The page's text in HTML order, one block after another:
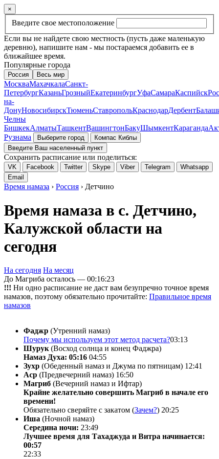
×
Введите свое местоположение
Если вы не найдете свою местность (пусть даже маленькую
деревню), напишите нам - мы постараемся добавить ее в
ближайшее время.
Популярные города
Россия Весь мир
МоскваМахачкалаСанкт-
ПетербургКазаньГрозныйЕкатеринбургУфаСамараКаспийск
на-
ДонуНовосибирскТюменьСтавропольКраснодарДербент
Челны
БишкекАлматыТашкентВашингтонБакуШымкентКараганда
Рузнама
Выберите город
Компас Киблы
Введите Ваш населенный пункт
Сохранить расписание или поделиться:
VK Facebook Twitter Skype Viber Telegram
Whatsapp
Email
Время намаза › Россия › Детчино
Время намаза в с. Детчино,
Калужской области на
сегодня
На сегодня На месяц
До Магриба осталось — 00:16:23
!!! Ни одно расписание не даст вам безупречно точное время
намазов, поэтому обязательно прочитайте: Правильное время
намазов
Фаджр (Утренний намаз)
Почему мы используем этот метод расчета?03:13
Шурук (Восход солнца и конец Фаджра)
Намаз Духа: 05:16 04:55
Зухр (Обеденный намаз и Джума по пятницам) 12:41
Аср (Предвечерний намаз) 16:50
Магриб (Вечерний намаз и Ифтар)
Крайне желательно совершить Магриб в начале его
времени!
Обязательно сверяйте с закатом (Зачем?) 20:25
Иша (Ночной намаз)
Середина ночи: 23:49
Лучшее время для Тахаджуда и Витра начинается:
00:57
22:33